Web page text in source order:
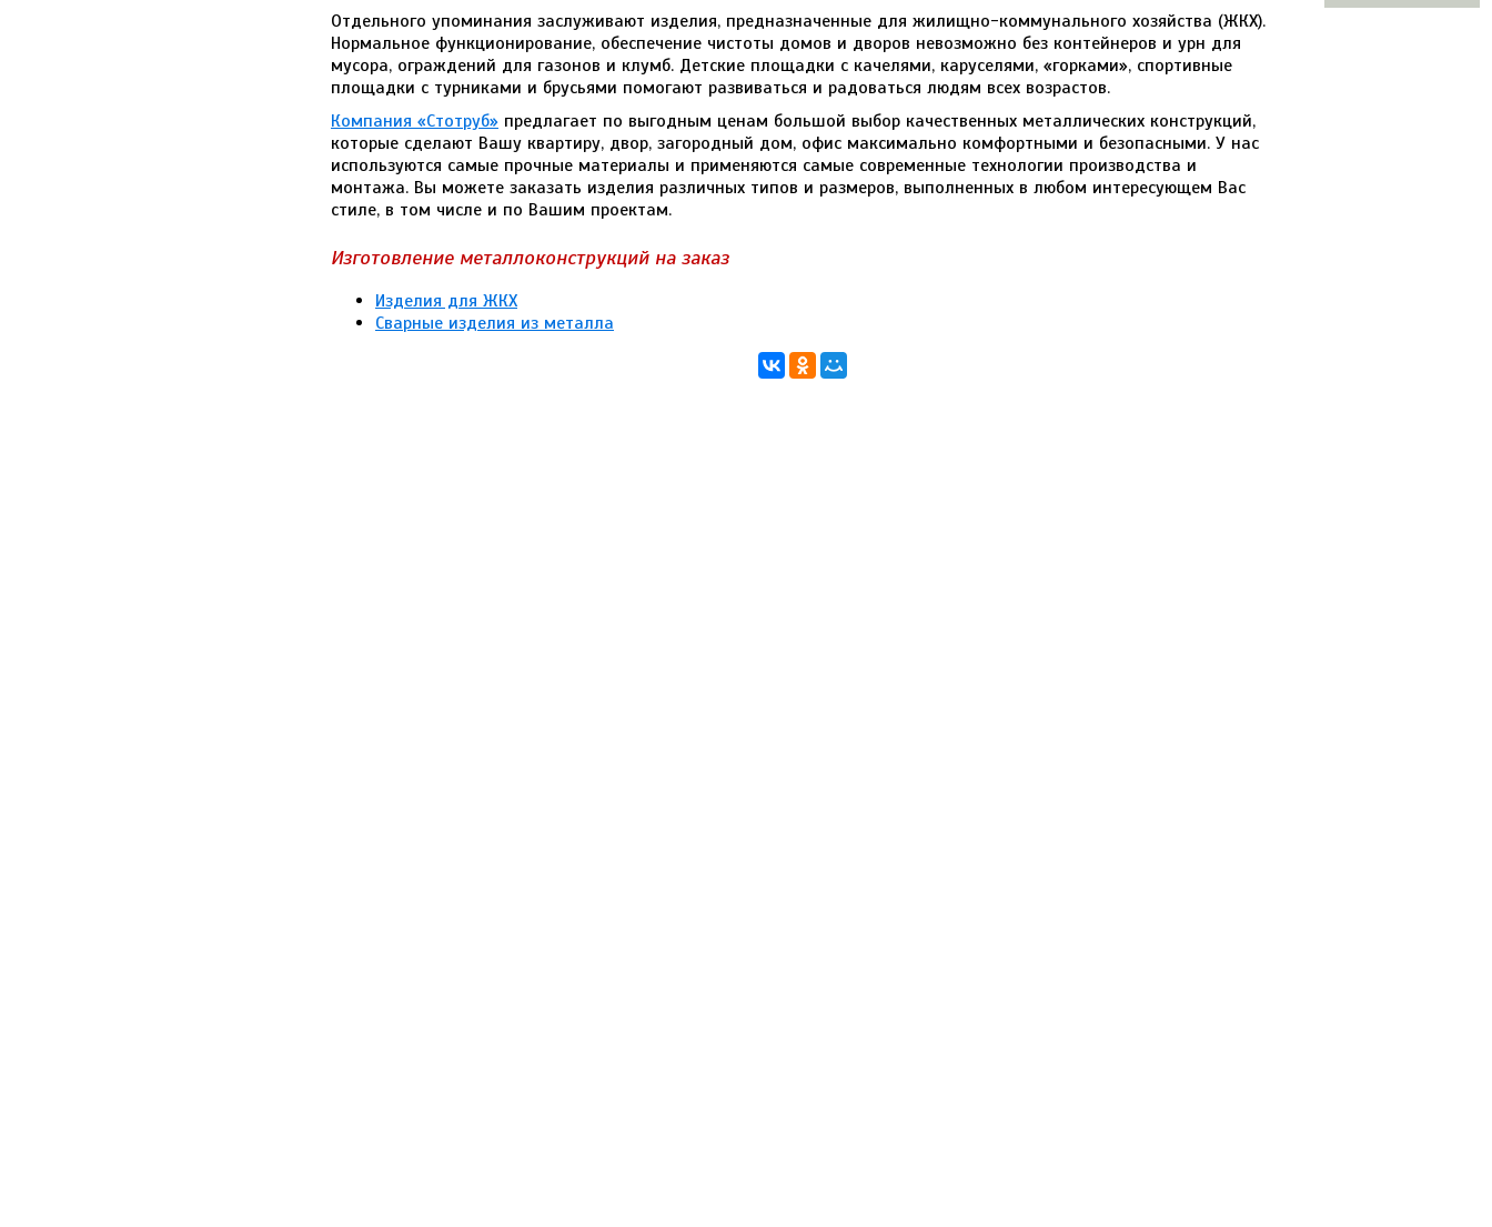
Отдельного упоминания заслуживают изделия, предназначенные для жилищно-коммунального хозяйства (ЖКХ).
Нормальное функционирование, обеспечение чистоты домов и дворов невозможно без контейнеров и урн для
мусора, ограждений для газонов и клумб. Детские площадки с качелями, каруселями, «горками», спортивные
площадки с турниками и брусьями помогают развиваться и радоваться людям всех возрастов.
Компания «Стотруб» предлагает по выгодным ценам большой выбор качественных металлических конструкций,
которые сделают Вашу квартиру, двор, загородный дом, офис максимально комфортными и безопасными. У нас
используются самые прочные материалы и применяются самые современные технологии производства и
монтажа. Вы можете заказать изделия различных типов и размеров, выполненных в любом интересующем Вас
стиле, в том числе и по Вашим проектам.
Изготовление металлоконструкций на заказ
Изделия для ЖКХ
Сварные изделия из металла